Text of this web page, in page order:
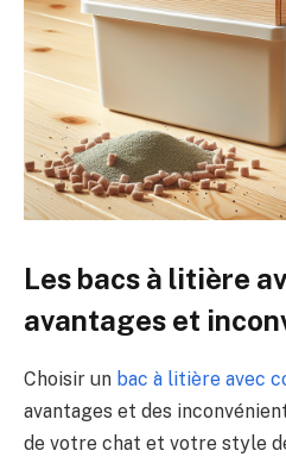
Les bacs à litière
avantages et
Choisir un bac à litière avec
avantages et des
de votre chat et votre style